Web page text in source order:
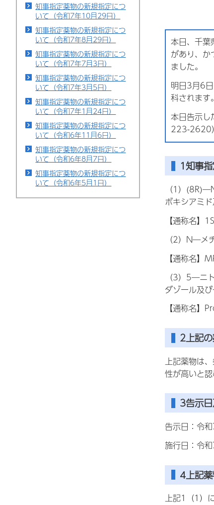
知事指定薬物の新規指定につ
いて（令和7年10月29日）
知事指定薬物の新規指定につ
いて（令和7年8月29日）
知事指定薬物の新規指定につ
いて（令和7年7月3日）
知事指定薬物の新規指定につ
いて（令和7年3月5日）
知事指定薬物の新規指定につ
いて（令和7年1月24日）
知事指定薬物の新規指定につ
いて（令和6年11月6日）
知事指定薬物の新規指定につ
いて（令和6年8月7日）
知事指定薬物の新規指定につ
いて（令和6年5月1日）
本日、千葉
があり、
ました。
明日3月6
科されます。
本日告示し
223-2620
1知事
（1）
ボキシアミ
【通称名】
（2）N―メ
【通称名
（3）5―
ダゾール及
【通称名
2上記
上記薬物は
性が高いと認
3告示
告示日：令
施行日：令
4上記
上記1（1）